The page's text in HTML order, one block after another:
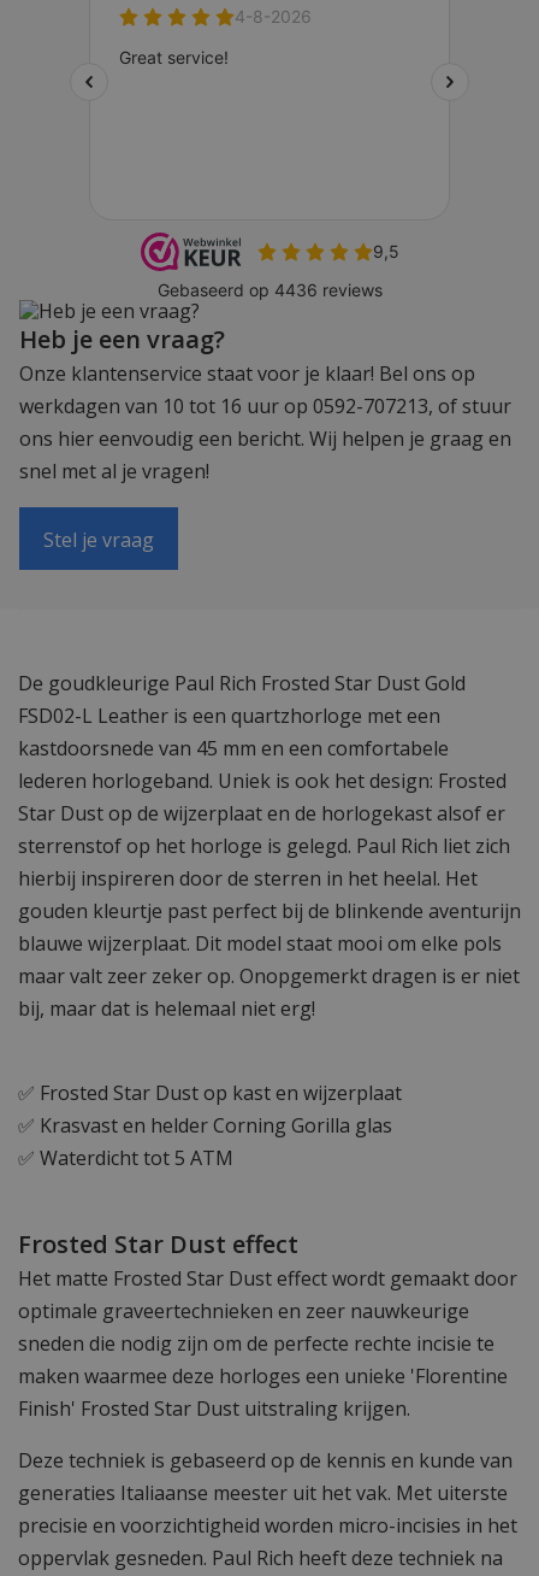
Heb je een vraag?
Onze klantenservice staat voor je klaar! Bel ons op
werkdagen van 10 tot 16 uur op 0592-707213, of stuur
ons hier eenvoudig een bericht. Wij helpen je graag en
snel met al je vragen!
Stel je vraag
De goudkleurige Paul Rich Frosted Star Dust Gold
FSD02-L Leather is een quartzhorloge met een
kastdoorsnede van 45 mm en een comfortabele
lederen horlogeband. Uniek is ook het design: Frosted
Star Dust op de wijzerplaat en de horlogekast alsof er
sterrenstof op het horloge is gelegd. Paul Rich liet zich
hierbij inspireren door de sterren in het heelal. Het
gouden kleurtje past perfect bij de blinkende aventurijn
blauwe wijzerplaat. Dit model staat mooi om elke pols
maar valt zeer zeker op. Onopgemerkt dragen is er niet
bij, maar dat is helemaal niet erg!
✅ Frosted Star Dust op kast en wijzerplaat
✅ Krasvast en helder Corning Gorilla glas
✅ Waterdicht tot 5 ATM
Frosted Star Dust effect
Het matte Frosted Star Dust effect wordt gemaakt door
optimale graveertechnieken en zeer nauwkeurige
sneden die nodig zijn om de perfecte rechte incisie te
maken waarmee deze horloges een unieke 'Florentine
Finish' Frosted Star Dust uitstraling krijgen.
Deze techniek is gebaseerd op de kennis en kunde van
generaties Italiaanse meester uit het vak. Met uiterste
precisie en voorzichtigheid worden micro-incisies in het
oppervlak gesneden. Paul Rich heeft deze techniek na